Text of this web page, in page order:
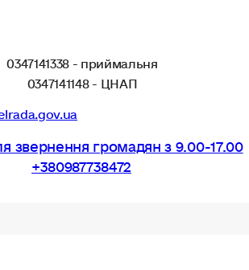
0347141338 - приймальня
0347141148 - ЦНАП
звернення громадян з 9.00-17.00
+380987738472